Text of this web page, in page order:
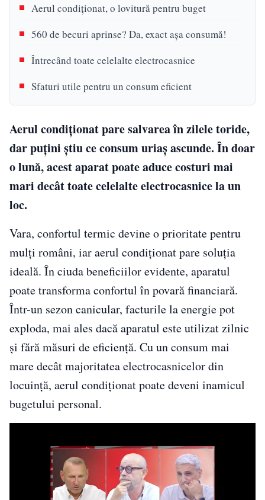
Aerul condiționat, o lovitură pentru buget
560 de becuri aprinse? Da, exact așa consumă!
Întrecând toate celelalte electrocasnice
Sfaturi utile pentru un consum eficient
Aerul condiționat pare salvarea în zilele toride,
dar puțini știu ce consum uriaș ascunde. În doar
o lună, acest aparat poate aduce costuri mai
mari decât toate celelalte electrocasnice la un
loc.
Vara, confortul termic devine o prioritate pentru
mulți români, iar aerul condiționat pare soluția
ideală. În ciuda beneficiilor evidente, aparatul
poate transforma confortul în povară financiară.
Într-un sezon canicular, facturile la energie pot
exploda, mai ales dacă aparatul este utilizat zilnic
și fără măsuri de eficiență. Cu un consum mai
mare decât majoritatea electrocasnicelor din
locuință, aerul condiționat poate deveni inamicul
bugetului personal.